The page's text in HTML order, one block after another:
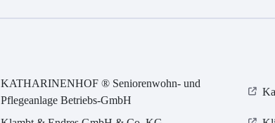
KATHARINENHOF ® Seniorenwohn- und
Pflegeanlage Betriebs-GmbH